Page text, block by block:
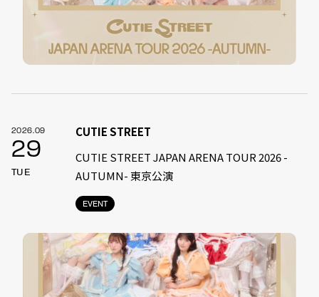
2026.09
29
TUE
EVENT
CUTIE STREET
CUTIE STREET JAPAN ARENA TOUR 2026 -
AUTUMN- 東京公演